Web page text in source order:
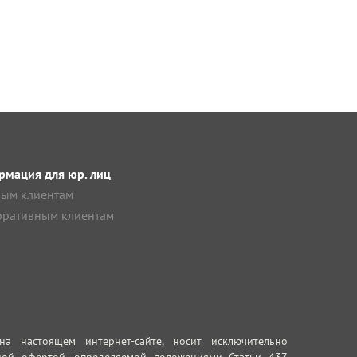
для юр. лиц
клиентам
клиентам
интернет-сайте, носит исключительно